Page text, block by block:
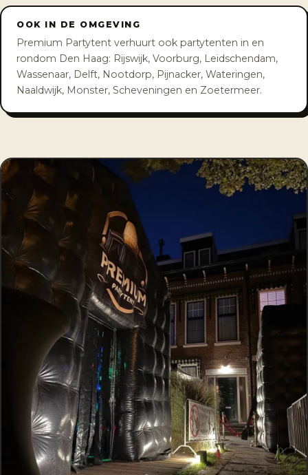
OOK IN DE OMGEVING
Premium Partytent verhuurt ook partytenten in en
rondom Den Haag: Rijswijk, Voorburg, Leidschendam,
Wassenaar, Delft, Nootdorp, Pijnacker, Wateringen,
Naaldwijk, Monster, Scheveningen en Zoetermeer.